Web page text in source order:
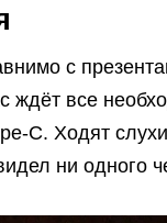
с
ждёт все
C. Ходят
ни одного